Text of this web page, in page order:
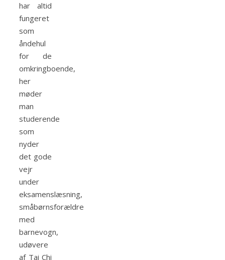
har altid
fungeret
som
åndehul
for de
omkringboende,
her
møder
man
studerende
som
nyder
det gode
vejr
under
eksamenslæsning,
småbørnsforældre
med
barnevogn,
udøvere
af Tai Chi